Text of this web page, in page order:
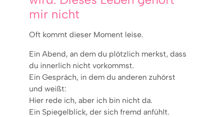
mir nicht
Oft kommt dieser Moment leise.
Ein Abend, an dem du plötzlich merkst, dass
du innerlich nicht vorkommst.
Ein Gespräch, in dem du anderen zuhörst
und weißt:
Hier rede ich, aber ich bin nicht da.
Ein Spiegelblick, der sich fremd anfühlt.